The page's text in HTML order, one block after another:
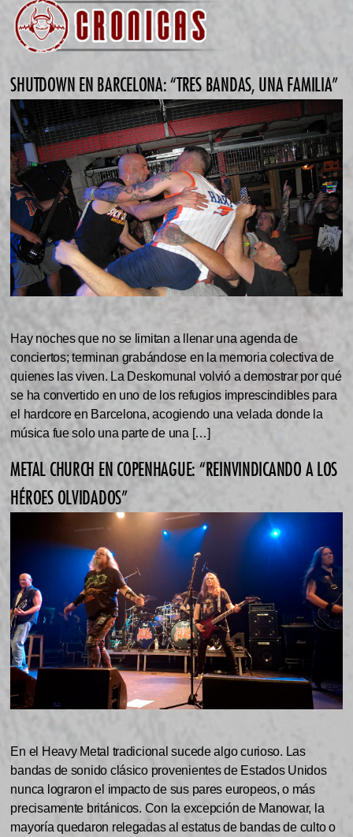
SHUTDOWN EN BARCELONA: “TRES BANDAS, UNA FAMILIA”
Hay noches que no se limitan a llenar una agenda de
conciertos; terminan grabándose en la memoria colectiva de
quienes las viven. La Deskomunal volvió a demostrar por qué
se ha convertido en uno de los refugios imprescindibles para
el hardcore en Barcelona, acogiendo una velada donde la
música fue solo una parte de una […]
METAL CHURCH EN COPENHAGUE: “REINVINDICANDO A LOS
HÉROES OLVIDADOS”
En el Heavy Metal tradicional sucede algo curioso. Las
bandas de sonido clásico provenientes de Estados Unidos
nunca lograron el impacto de sus pares europeos, o más
precisamente británicos. Con la excepción de Manowar, la
mayoría quedaron relegadas al estatus de bandas de culto o